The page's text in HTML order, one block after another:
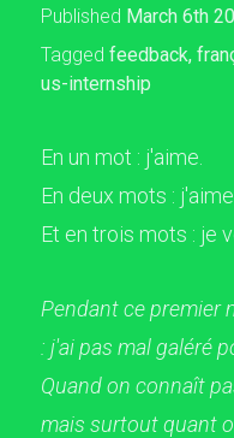
Published March 6th
Tagged feedback,
us-internship
En un mot : j'aime.
En deux mots :
Et en trois mots : je
Pendant ce premier
: j'ai pas mal galéré
Quand on connaît
mais surtout quant